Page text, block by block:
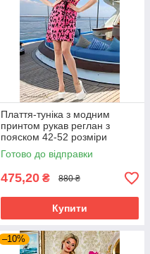
Плаття-туніка з модним
принтом рукав реглан з
пояском 42-52 розміри
Готово до відправки
475,20 ₴ 880 ₴
Купити
–10%